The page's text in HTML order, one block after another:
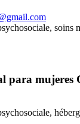
para mujeres